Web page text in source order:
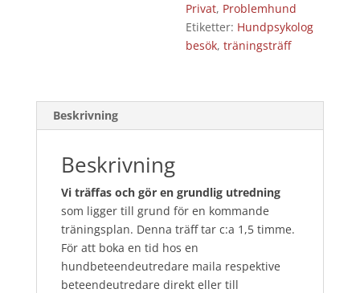
Privat, Problemhund
Etiketter: Hundpsykolog
besök,träningsträff
Beskrivning
Beskrivning
Vi träffas och gör en grundlig utredning
som ligger till grund för en kommande
träningsplan. Denna träff tar c:a 1,5 timme.
För att boka en tid hos en
hundbeteendeutredare maila respektive
beteendeutredare direkt eller till